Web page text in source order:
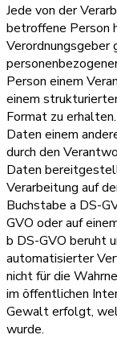
Jede von der
betroffene Person
Verordnungsgeber
Person einem
einem
Format zu
Daten einem
durch den
Daten
Verarbeitung auf
Buchstabe a DS-
GVO oder auf
b DS-GVO beruht
automatisierter
nicht für die
im öffentlichen
Gewalt erfolgt,
wurde.